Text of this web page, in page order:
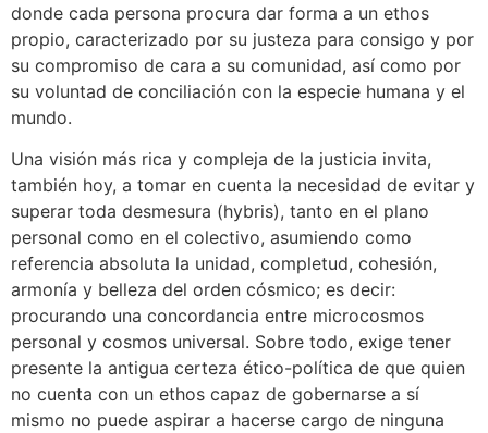
donde cada persona procura dar forma a un ethos
propio, caracterizado por su justeza para consigo y por
su compromiso de cara a su comunidad, así como por
su voluntad de conciliación con la especie humana y el
mundo.
Una visión más rica y compleja de la justicia invita,
también hoy, a tomar en cuenta la necesidad de evitar y
superar toda desmesura (hybris), tanto en el plano
personal como en el colectivo, asumiendo como
referencia absoluta la unidad, completud, cohesión,
armonía y belleza del orden cósmico; es decir:
procurando una concordancia entre microcosmos
personal y cosmos universal. Sobre todo, exige tener
presente la antigua certeza ético-política de que quien
no cuenta con un ethos capaz de gobernarse a sí
mismo no puede aspirar a hacerse cargo de ninguna